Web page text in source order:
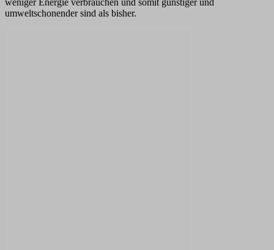
weniger Energie verbrauchen und somit günstiger und
umweltschonender sind als bisher.